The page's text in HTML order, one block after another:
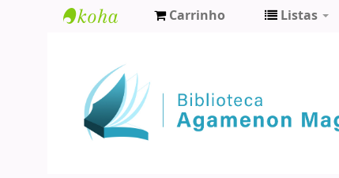
Agamenon
Magalhães
Carrinho Listas